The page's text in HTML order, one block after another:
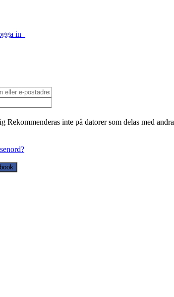
in
Rekommenderas inte på datorer som delas med andra